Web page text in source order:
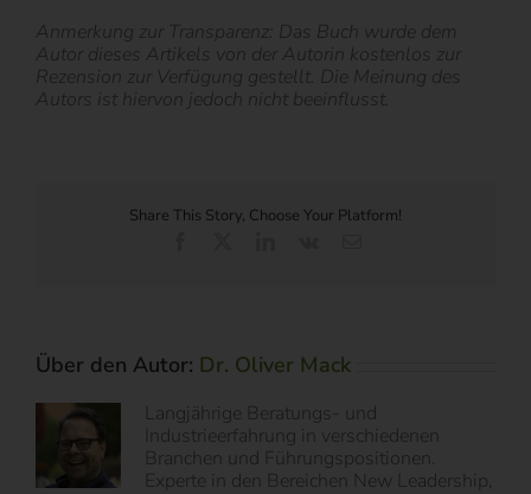
Anmerkung zur Transparenz: Das Buch wurde dem
Autor dieses Artikels von der Autorin kostenlos zur
Rezension zur Verfügung gestellt. Die Meinung des
Autors ist hiervon jedoch nicht beeinflusst.
Share This Story, Choose Your Platform!
Über den Autor: Dr. Oliver Mack
Langjährige Beratungs- und
Industrieerfahrung in verschiedenen
Branchen und Führungspositionen.
Experte in den Bereichen New Leadership,